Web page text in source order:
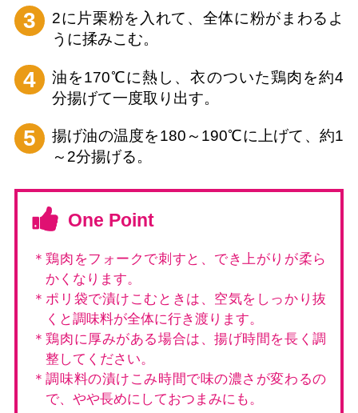
3
2に片栗粉を入れて、全体に粉がまわるよ
うに揉みこむ。
4
油を170℃に熱し、衣のついた鶏肉を約4
分揚げて一度取り出す。
5
揚げ油の温度を180～190℃に上げて、約1
～2分揚げる。
One Point
＊鶏肉をフォークで刺すと、でき上がりが柔ら
かくなります。
＊ポリ袋で漬けこむときは、空気をしっかり抜
くと調味料が全体に行き渡ります。
＊鶏肉に厚みがある場合は、揚げ時間を長く調
整してください。
＊調味料の漬けこみ時間で味の濃さが変わるの
で、やや長めにしておつまみにも。